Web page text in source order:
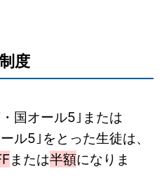
度
国オール5｣または
ル5｣をとった生徒は、
または半額になりま